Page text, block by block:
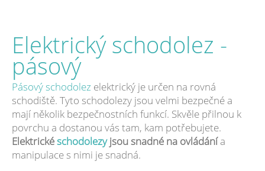
Elektrický schodolez -
pásový
Pásový schodolez elektrický je určen na rovná
schodiště. Tyto schodolezy jsou velmi bezpečné a
mají několik bezpečnostních funkcí. Skvěle přilnou k
povrchu a dostanou vás tam, kam potřebujete.
Elektrickéschodolezyjsou snadné na ovládánía
manipulace s nimi je snadná.